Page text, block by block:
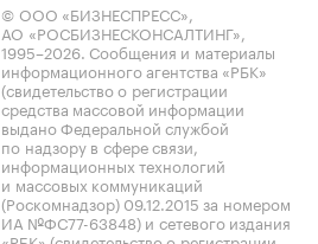
© ООО «БИЗНЕСПРЕСС»,
АО «РОСБИЗНЕСКОНСАЛТИНГ»,
1995–2026. Сообщения и материалы
информационного агентства «РБК»
(свидетельство о регистрации
средства массовой информации
выдано Федеральной службой
по надзору в сфере связи,
информационных технологий
и массовых коммуникаций
(Роскомнадзор) 09.12.2015 за номером
ИА №ФС77-63848) и сетевого издания